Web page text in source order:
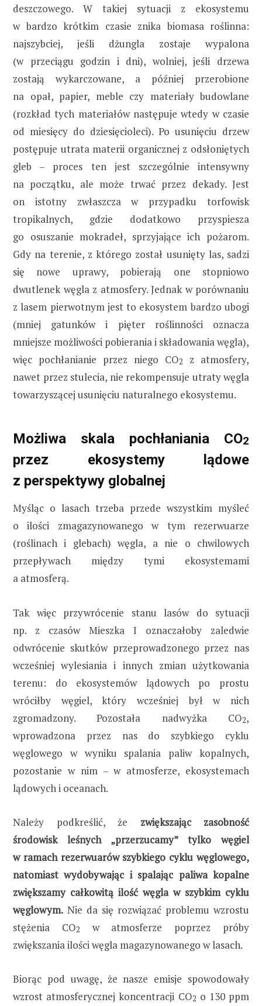
deszczowego. W takiej sytuacji z ekosystemu
w bardzo krótkim czasie znika biomasa roślinna:
najszybciej, jeśli dżungla zostaje wypalona
(w przeciągu godzin i dni), wolniej, jeśli drzewa
zostają wykarczowane, a później przerobione
na opał, papier, meble czy materiały budowlane
(rozkład tych materiałów następuje wtedy w czasie
od miesięcy do dziesięcioleci). Po usunięciu drzew
postępuje utrata materii organicznej z odsłoniętych
gleb – proces ten jest szczególnie intensywny
na początku, ale może trwać przez dekady. Jest
on istotny zwłaszcza w przypadku torfowisk
tropikalnych, gdzie dodatkowo przyspiesza
go osuszanie mokradeł, sprzyjające ich pożarom.
Gdy na terenie, z którego został usunięty las, sadzi
się nowe uprawy, pobierają one stopniowo
dwutlenek węgla z atmosfery. Jednak w porównaniu
z lasem pierwotnym jest to ekosystem bardzo ubogi
(mniej gatunków i pięter roślinności oznacza
mniejsze możliwości pobierania i składowania węgla),
więc pochłanianie przez niego CO2
z atmosfery,
nawet przez stulecia, nie rekompensuje utraty węgla
towarzyszącej usunięciu naturalnego ekosystemu.
Możliwa skala pochłaniania CO2
przez ekosystemy lądowe
z perspektywy globalnej
Myśląc o lasach trzeba przede wszystkim myśleć
o ilości zmagazynowanego w tym rezerwuarze
(roślinach i glebach) węgla, a nie o chwilowych
przepływach między tymi ekosystemami
a atmosferą.
Tak więc przywrócenie stanu lasów do sytuacji
np. z czasów Mieszka I oznaczałoby zaledwie
odwrócenie skutków przeprowadzonego przez nas
wcześniej wylesiania i innych zmian użytkowania
terenu: do ekosystemów lądowych po prostu
wróciłby węgiel, który wcześniej był w nich
zgromadzony. Pozostała nadwyżka CO2,
wprowadzona przez nas do szybkiego cyklu
węglowego w wyniku spalania paliw kopalnych,
pozostanie w nim – w atmosferze, ekosystemach
lądowych i oceanach.
Należy podkreślić, że zwiększając zasobność
środowisk leśnych „przerzucamy” tylko węgiel
w ramach rezerwuarów szybkiego cyklu węglowego,
natomiast wydobywając i spalając paliwa kopalne
zwiększamy całkowitą ilość węgla w szybkim cyklu
węglowym. Nie da się rozwiązać problemu wzrostu
stężenia CO2
w atmosferze poprzez próby
zwiększania ilości węgla magazynowanego w lasach.
Biorąc pod uwagę, że nasze emisje spowodowały
wzrost atmosferycznej koncentracji CO2 o 130 ppm